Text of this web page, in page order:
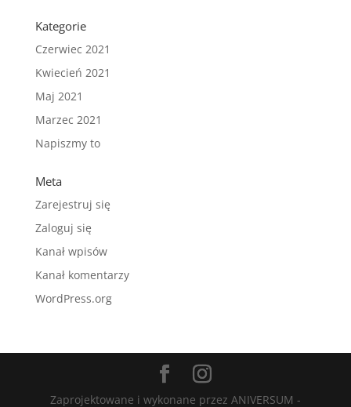
Kategorie
Czerwiec 2021
Kwiecień 2021
Maj 2021
Marzec 2021
Napiszmy to
Meta
Zarejestruj się
Zaloguj się
Kanał wpisów
Kanał komentarzy
WordPress.org
Zaprojektowane i wykonane przez ANIVERSUM -